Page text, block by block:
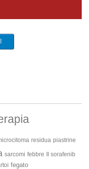
residua piastrine
sarcomi febbre
Il sorafenib
fegato